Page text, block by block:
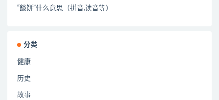
“餤饼”什么意思（拼音,读音等）
分类
健康
历史
故事